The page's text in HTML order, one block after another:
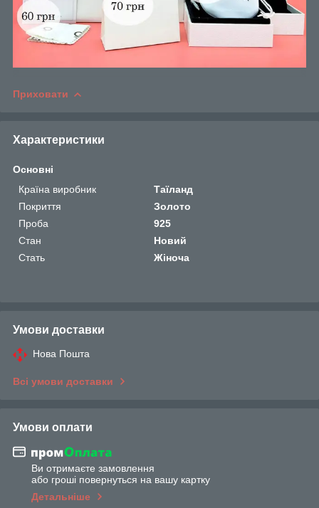
Приховати
Характеристики
Основні
Країна виробник
Таїланд
Покриття
Золото
Проба
925
Стан
Новий
Стать
Жіноча
Умови доставки
Нова Пошта
Всі умови доставки
Умови оплати
Ви отримаєте замовлення
або гроші повернуться на вашу картку
Детальніше